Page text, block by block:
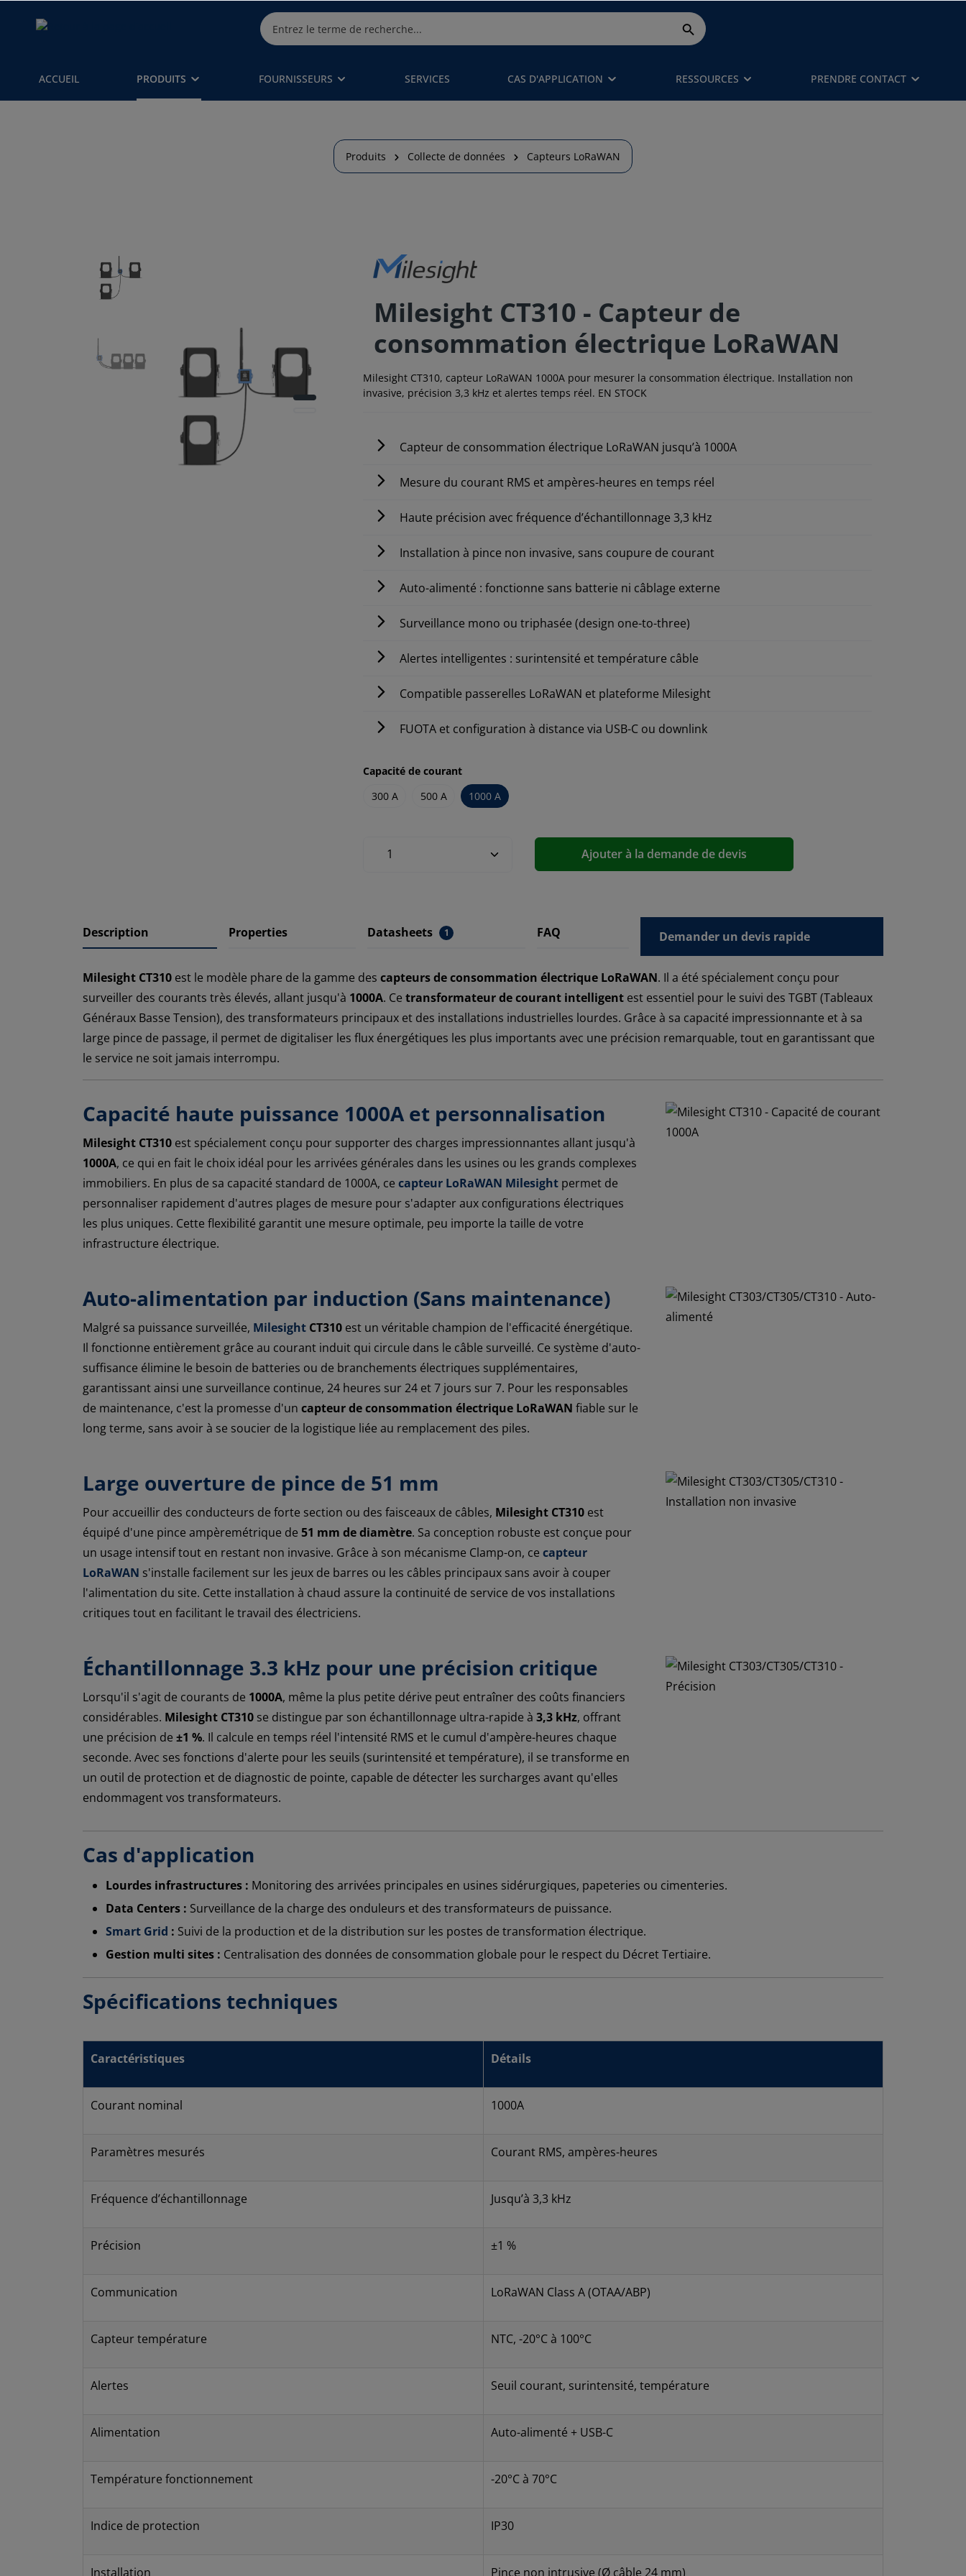
ACCUEIL PRODUITS FOURNISSEURS SERVICES CAS D'APPLICATION RESSOURCES PRENDRE CONTACT
Produits Collecte de données Capteurs LoRaWAN
Milesight CT310 - Capteur de
consommation électrique LoRaWAN
Milesight CT310, capteur LoRaWAN 1000A pour mesurer la consommation électrique. Installation non
invasive, précision 3,3 kHz et alertes temps réel. EN STOCK
Capteur de consommation électrique LoRaWAN jusqu’à 1000A
Mesure du courant RMS et ampères-heures en temps réel
Haute précision avec fréquence d’échantillonnage 3,3 kHz
Installation à pince non invasive, sans coupure de courant
Auto-alimenté : fonctionne sans batterie ni câblage externe
Surveillance mono ou triphasée (design one-to-three)
Alertes intelligentes : surintensité et température câble
Compatible passerelles LoRaWAN et plateforme Milesight
FUOTA et configuration à distance via USB-C ou downlink
Capacité de courant
300 A
500 A 1000 A
Ajouter à la demande de devis
Description Properties Datasheets 1 FAQ Demander un devis rapide
Milesight CT310 est le modèle phare de la gamme des capteurs de consommation électrique LoRaWAN. Il a été spécialement conçu pour
surveiller des courants très élevés, allant jusqu'à 1000A. Ce transformateur de courant intelligent est essentiel pour le suivi des TGBT (Tableaux
Généraux Basse Tension), des transformateurs principaux et des installations industrielles lourdes. Grâce à sa capacité impressionnante et à sa
large pince de passage, il permet de digitaliser les flux énergétiques les plus importants avec une précision remarquable, tout en garantissant que
le service ne soit jamais interrompu.
Capacité haute puissance 1000A et personnalisation
Milesight CT310 est spécialement conçu pour supporter des charges impressionnantes allant jusqu'à
1000A, ce qui en fait le choix idéal pour les arrivées générales dans les usines ou les grands complexes
immobiliers. En plus de sa capacité standard de 1000A, ce capteur LoRaWAN Milesight permet de
personnaliser rapidement d'autres plages de mesure pour s'adapter aux configurations électriques
les plus uniques. Cette flexibilité garantit une mesure optimale, peu importe la taille de votre
infrastructure électrique.
Auto-alimentation par induction (Sans maintenance)
Malgré sa puissance surveillée, Milesight CT310 est un véritable champion de l'efficacité énergétique.
Il fonctionne entièrement grâce au courant induit qui circule dans le câble surveillé. Ce système d'auto-
suffisance élimine le besoin de batteries ou de branchements électriques supplémentaires,
garantissant ainsi une surveillance continue, 24 heures sur 24 et 7 jours sur 7. Pour les responsables
de maintenance, c'est la promesse d'un capteur de consommation électrique LoRaWAN fiable sur le
long terme, sans avoir à se soucier de la logistique liée au remplacement des piles.
Large ouverture de pince de 51 mm
Pour accueillir des conducteurs de forte section ou des faisceaux de câbles, Milesight CT310 est
équipé d'une pince ampèremétrique de 51 mm de diamètre. Sa conception robuste est conçue pour
un usage intensif tout en restant non invasive. Grâce à son mécanisme Clamp-on, ce capteur
LoRaWAN s'installe facilement sur les jeux de barres ou les câbles principaux sans avoir à couper
l'alimentation du site. Cette installation à chaud assure la continuité de service de vos installations
critiques tout en facilitant le travail des électriciens.
Échantillonnage 3.3 kHz pour une précision critique
Lorsqu'il s'agit de courants de 1000A, même la plus petite dérive peut entraîner des coûts financiers
considérables. Milesight CT310 se distingue par son échantillonnage ultra-rapide à 3,3 kHz, offrant
une précision de ±1 %. Il calcule en temps réel l'intensité RMS et le cumul d'ampère-heures chaque
seconde. Avec ses fonctions d'alerte pour les seuils (surintensité et température), il se transforme en
un outil de protection et de diagnostic de pointe, capable de détecter les surcharges avant qu'elles
endommagent vos transformateurs.
Cas d'application
Lourdes infrastructures : Monitoring des arrivées principales en usines sidérurgiques, papeteries ou cimenteries.
Data Centers : Surveillance de la charge des onduleurs et des transformateurs de puissance.
Smart Grid : Suivi de la production et de la distribution sur les postes de transformation électrique.
Gestion multi sites : Centralisation des données de consommation globale pour le respect du Décret Tertiaire.
Spécifications techniques
Caractéristiques Détails
Courant nominal 1000A
Paramètres mesurés Courant RMS, ampères-heures
Fréquence d’échantillonnage Jusqu’à 3,3 kHz
Précision ±1 %
Communication LoRaWAN Class A (OTAA/ABP)
Capteur température NTC, -20°C à 100°C
Alertes Seuil courant, surintensité, température
Alimentation Auto-alimenté + USB-C
Température fonctionnement -20°C à 70°C
Indice de protection IP30
Installation Pince non intrusive (Ø câble 24 mm)